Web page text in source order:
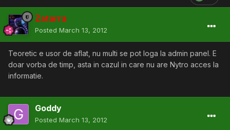
Zatarra
Posted March 13, 2012
Teoretic e usor de aflat, nu multi se pot loga la admin panel. E
doar vorba de timp, asta in cazul in care nu are Nytro acces la
informatie.
Goddy
Posted March 13, 2012